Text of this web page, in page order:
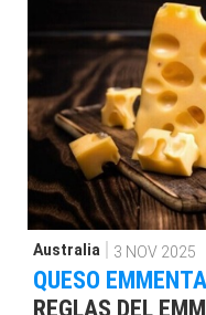
Australia 3 NOV 2025
QUESO
REGLAS DEL